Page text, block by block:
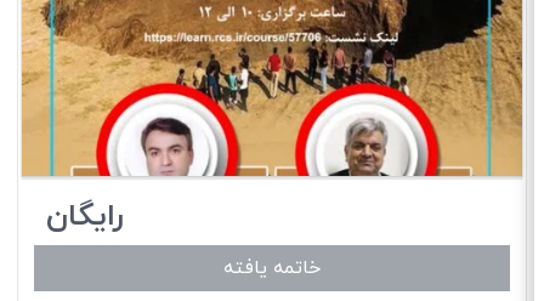
رایگان
خاتمه یافته